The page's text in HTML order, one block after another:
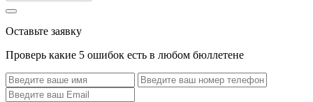
Оставьте заявку
Проверь какие 5 ошибок есть в любом бюллетене